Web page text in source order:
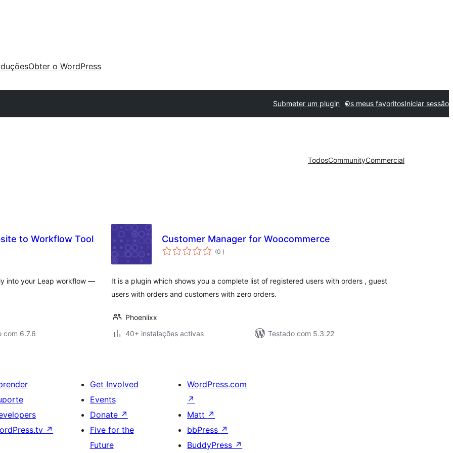
Obter o WordPress
Submeter um plugin Os meus favoritosIniciar sessão
TodosCommunityCommercial
to Workflow Tool
into your Leap workflow —
com 6.7.6
Customer Manager for Woocommerce
(0 classificações
)
It is a plugin which shows you a complete list of registered users with orders , guest
users with orders and customers with zero orders.
Phoeniixx
40+ instalações activas
Testado com 5.3.22
↗
Get Involved
Events
Donate ↗
Five for the
Future
WordPress.com
↗
Matt ↗
bbPress ↗
BuddyPress ↗